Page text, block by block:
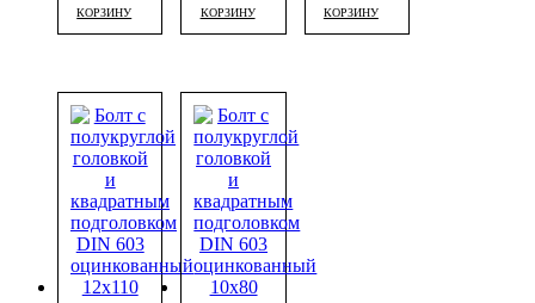
КОРЗИНУ
КОРЗИНУ
КОРЗИНУ